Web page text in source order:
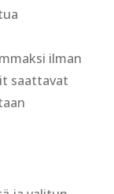
ilman
saattavat